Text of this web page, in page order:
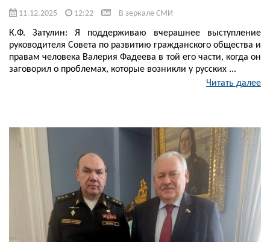
11.12.2025 12:22 В зеркале СМИ
К.Ф. Затулин: Я поддерживаю вчерашнее выступление
руководителя Совета по развитию гражданского общества и
правам человека Валерия Фадеева в той его части, когда он
заговорил о проблемах, которые возникли у русских ...
Читать далее